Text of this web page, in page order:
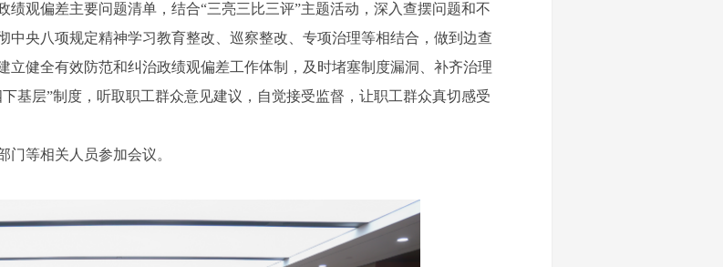
观偏差主要问题清单，结合“三亮三比三评”主题活动，深入查摆问题和不
中央八项规定精神学习教育整改、巡察整改、专项治理等相结合，做到边查
立健全有效防范和纠治政绩观偏差工作体制，及时堵塞制度漏洞、补齐治理
基层”制度，听取职工群众意见建议，自觉接受监督，让职工群众真切感受
等相关人员参加会议。